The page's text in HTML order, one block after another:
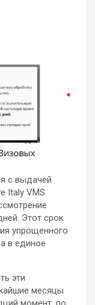
с выдачей
Italy VMS
Этот срок
упрощенного
в единое
эти
месяцы